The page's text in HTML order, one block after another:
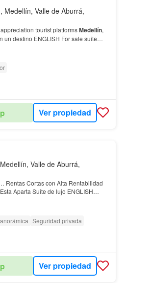
Medellín, Valle de Aburrá,
tourist platformsMedellín,
ENGLISH For sale suite
Ver propiedad
Valle de Aburrá,
Rentas Cortas con Alta Rentabilidad
Aparta Suite de lujo ENGLISH
Yield Shor…
Seguridad privada
Ver propiedad